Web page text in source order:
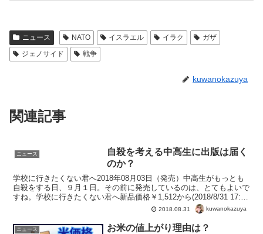
ニュース NATO イスラエル イラク
ガザ
ジェノサイド
戦争
kuwanokazuya
関連記事
ニュース
自殺を考える中高生に出版は届く
のか？
学校に行きたくない君へ2018年08月03日（発売）中高生がもっとも
自殺をする日、９月１日。その前に発売しているのは、とてもよいで
すね。学校に行きたくない君へ新品価格￥1,512から(2018/8/31 17:29
2018.08.31 kuwanokazuya
ニュース お米の値上がり理由は？